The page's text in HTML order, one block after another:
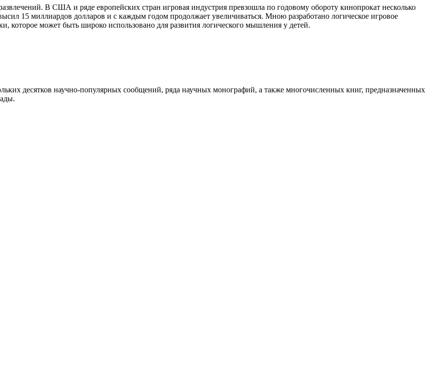
В США и ряде европейских стран игровая индустрия превзошла по годовому обороту кинопрокат несколько
15 миллиардов долларов и с каждым годом продолжает увеличиваться. Мною разработано логическое игровое
которое может быть широко использовано для развития логического мышления у детей.
десятков научно-популярных сообщений, ряда научных монографий, а также многочисленных книг, предназначенных